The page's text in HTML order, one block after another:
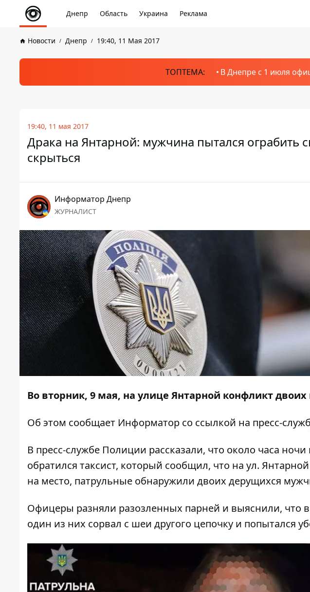
Днепр Область Украина Реклама
Новости Днепр 19:40, 11 Мая 2017
ТОПТЕМА: В Днепре с 1 июля
19:40, 11 мая 2017
Драка на Янтарной: мужчина пытался ограбить
скрыться
Информатор Днепр
ЖУРНАЛИСТ
Во вторник, 9 мая, на улице Янтарной конфликт
Об этом сообщает Информатор со ссылкой на пресс-
В пресс-службе Полиции рассказали, что около часа
обратился таксист, который сообщил, что на ул.
на место, патрульные обнаружили двоих дерущихся
Офицеры разняли разозленных парней и выяснили, что в
один из них сорвал с шеи другого цепочку и попытался